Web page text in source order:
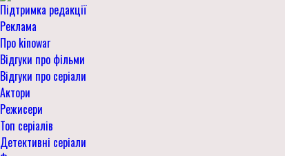
Підтримка редакції
Реклама
Про kinowar
Відгуки про фільми
Відгуки про серіали
Актори
Режисери
Топ серіалів
Детективні серіали